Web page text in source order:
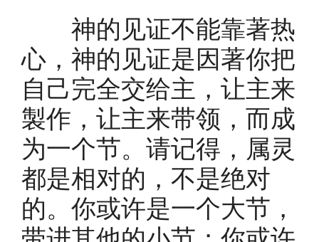
神的见证不能靠著热
心，神的见证是因著你把
自己完全交给主，让主来
製作，让主来带领，而成
为一个节。请记得，属灵
都是相对的，不是绝对
的。你或许是一个大节，